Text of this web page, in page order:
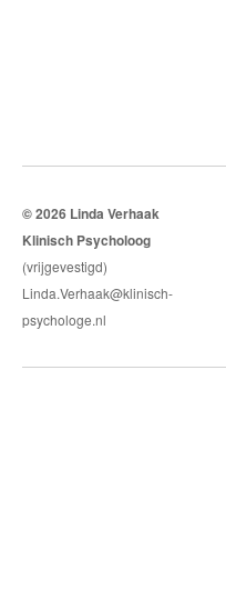
© 2026 Linda Verhaak
Klinisch Psycholoog
(vrijgevestigd)
Linda.Verhaak@klinisch-
psychologe.nl